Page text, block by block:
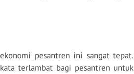
pesantren ini sangat tepat.
terlambat bagi pesantren untuk